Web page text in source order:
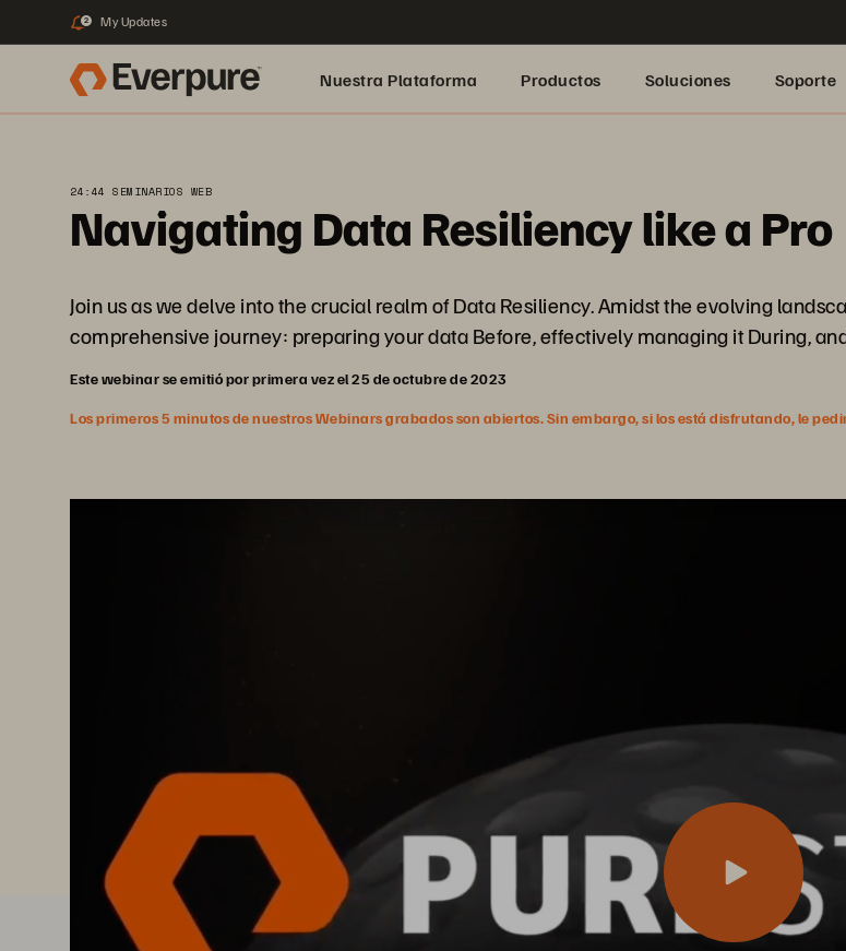
2 My Updates
Nuestra Plataforma Productos Soluciones Soporte
24:44 SEMINARIOS WEB
Navigating Data Resiliency like a Pro
Join us as we delve into the crucial realm of Data Resiliency. Amidst the evolving
comprehensive journey: preparing your data Before, effectively managing it During,
Este webinar se emitió por primera vez el 25 de octubre de 2023
Los primeros 5 minutos de nuestros Webinars grabados son abiertos. Sin embargo, si los está disfrutando, le